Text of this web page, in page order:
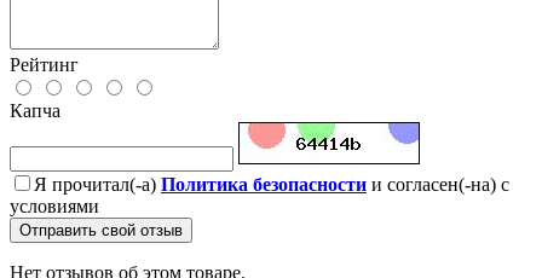
Рейтинг
Капча
Я прочитал(-а) Политика безопасности и согласен(-на) с
условиями
Отправить свой отзыв
Нет отзывов об этом товаре.